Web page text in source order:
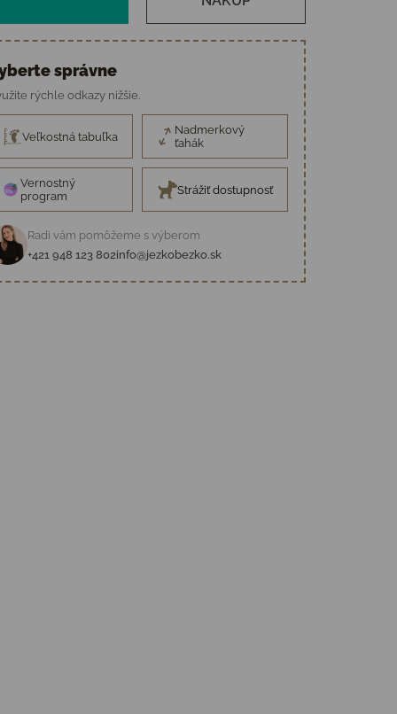
správne
rýchle odkazy nižšie.
Veľkostná tabuľka
Nadmerkový
ťahák
Vernostný
program
Strážiť dostupnosť
Radi vám pomôžeme s výberom
+421 948 123 802info@jezkobezko.sk